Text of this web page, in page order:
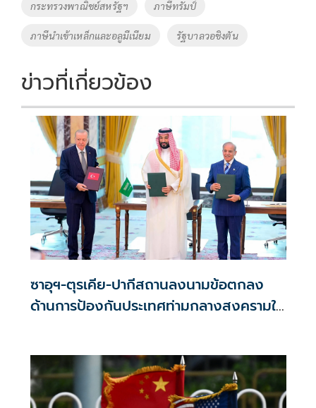
o
k k
Tags
กระทรวงพาณิชย์สหรัฐฯ ภาษีทรัมป์
ภาษีนำเข้าเหล็กและอลูมืเนียม รัฐบาลวอชิงตัน
ข่าวที่เกี่ยวข้อง
ซาอุฯ-ตุรเคีย-ปากีสถานลงนามข้อตกลง
ด้านการป้องกันประเทศท่ามกลางสงครามใน